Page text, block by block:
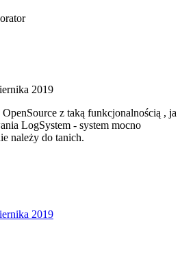
2019
z taką funkcjonalnością , ja
LogSystem - system mocno
należy do tanich.
2019